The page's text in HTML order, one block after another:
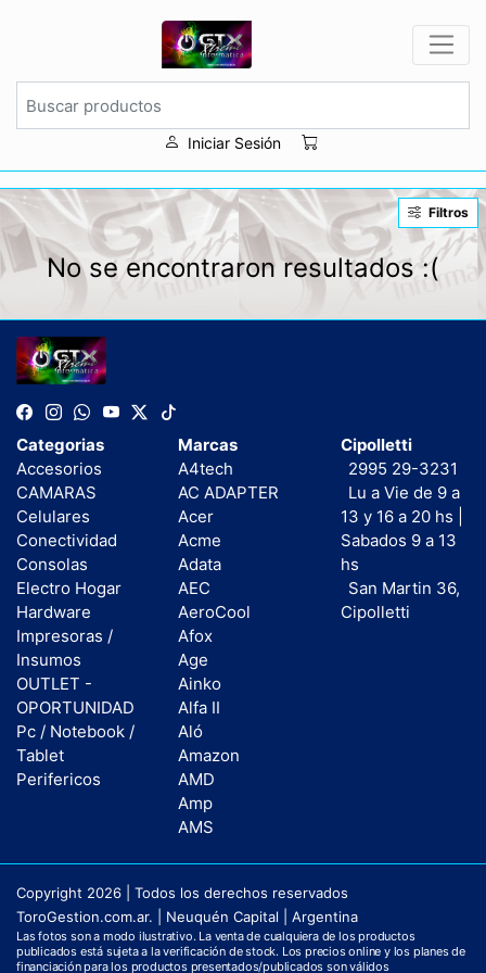
Iniciar Sesión
Filtros
No se encontraron resultados :(
Categorias
Accesorios
CAMARAS
Celulares
Conectividad
Consolas
Electro Hogar
Hardware
Impresoras /
Insumos
OUTLET -
OPORTUNIDAD
Pc / Notebook /
Tablet
Perifericos
Marcas
A4tech
AC ADAPTER
Acer
Acme
Adata
AEC
AeroCool
Afox
Age
Ainko
Alfa II
Aló
Amazon
AMD
Amp
AMS
Cipolletti
2995 29-3231
Lu a Vie de 9 a
13 y 16 a 20 hs |
Sabados 9 a 13
hs
San Martin 36,
Cipolletti
Copyright 2026 | Todos los derechos reservados
ToroGestion.com.ar. | Neuquén Capital | Argentina
Las fotos son a modo ilustrativo. La venta de cualquiera de los productos
publicados está sujeta a la verificación de stock. Los precios online y los planes de
financiación para los productos presentados/publicados son válidos